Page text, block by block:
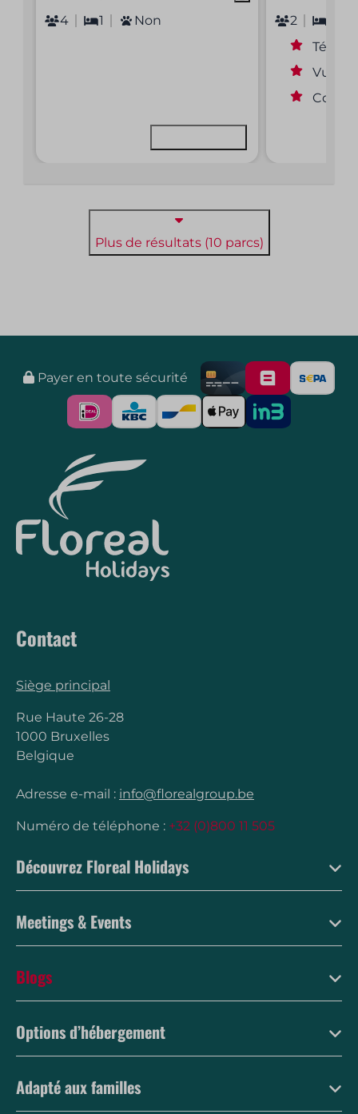
4
1 Non
2
Vue
Plus de résultats (10 parcs)
Payer en toute sécurité
Contact
Siège principal
Rue Haute 26-28
1000 Bruxelles
Belgique
Adresse e-mail : info@florealgroup.be
Numéro de téléphone : +32 (0)800 11 505
Découvrez Floreal Holidays
Meetings & Events
Blogs
Options d’hébergement
Adapté aux familles